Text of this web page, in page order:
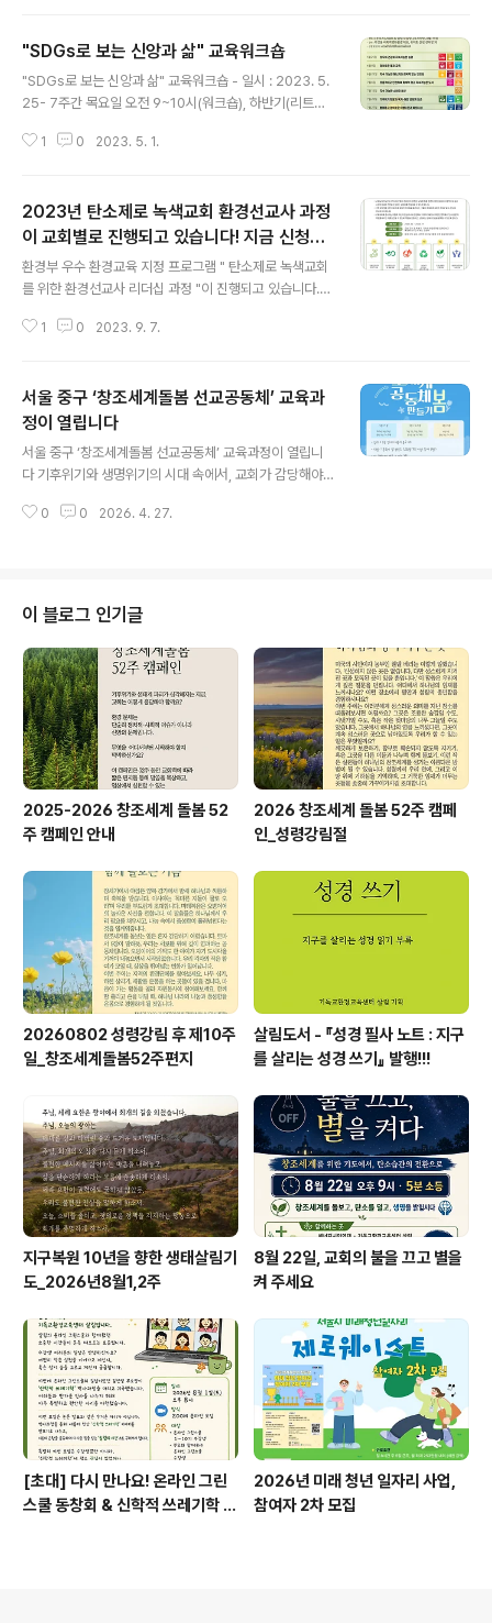
는 올해 진행하는 "지구와 마음을 잇는 40일 탄소금식" 캠
페인 때에, 매주 살펴야 할 우리의 마음 단어로 하나씩 하여
총 7장의 카드를 온라인 상으로 전달하여, 활용하시도록
및 연결된 마음카드 보기 https://eco-christ.tistory.co
"SDGs로 보는 신앙과 삶" 교육워크숍
"SDGs로 보는 신앙과 삶" 교육워크숍 - 일시 : 2023. 5.
25- 7주간 목요일 오전 9~10시(워크숍), 하반기(리트릿)
미정 - 강사 : 박성용 비폭력평화물결 대표, 유미호 살림 센
반부 교육워크숍은 기독교신앙의 관점에서 지속가능발전
목표를 살펴본 The Sustainability Book 등에 기초하여
"우리의 신앙과 삶을 살핀 후 교육하고 실천할 거리를 만들
어 나눕니다.“
1 0 2023. 5. 1.
2023년 탄소제로 녹색교회 환경선교사 과정
이 교회별로 진행되고 있습니다! 지금 신청하
시면~
환경부 우수 환경교육 지정 프로그램 " 탄소제로 녹색교회
를 위한 환경선교사 리더십 과정 "이 진행되고 있습니다.
는 공동체는 신청을! 자세한 안내 보기 : https://eco-chri
rist.tistory.com/search/%EB%8C%80%EA%B4%
91 정릉교회 청소년1부, 탄소제로 그린스쿨 : https://eco
-christ.tistory.com/1621 부모와 함께하는 온라인 그
린스쿨 : https://eco-christ.tistory.com/1590 몽골
1 0 2023. 9. 7.
서울 중구 ‘창조세계돌봄 선교공동체’ 교육과
정이 열립니다
서울 중구 ‘창조세계돌봄 선교공동체’ 교육과정이 열립니
다 기후위기와 생명위기의 시대 속에서, 교회가 감당해야
괴는 이미 우리의 일상이 되었으며, 이는 창조세계를 돌보
벅찬 일이지만, 함께라면 길을 만들 수 있다고 믿기 때문입
니다. 이를 위해 교회와 마을 안에 창조세계 돌봄의 신앙과
실천을 세워가는 5주 교육과정을 다음과 같이 준비하였습
니다. 이 과정은 강의에 머무르지 않고, 각 교회가 자신의
자리에서 시작할 수 있는 실천을 고민하고 실행계획까지
세우는 여정입니다.◾교육과정명 : 창조..
0 0 2026. 4. 27.
이 블로그 인기글
2025-2026 창조세계 돌봄 52
주 캠페인 안내
2026 창조세계 돌봄 52주 캠페
인_성령강림절
20260802 성령강림 후 제10주
일_창조세계돌봄52주편지
살림도서 - 『성경 필사 노트 : 지구
를 살리는 성경 쓰기』 발행!!!
지구복원 10년을 향한 생태살림기
도_2026년8월1,2주
8월 22일, 교회의 불을 끄고 별을
켜 주세요
[초대] 다시 만나요! 온라인 그린
스쿨 동창회 & 신학적 쓰레기학 이
2026년 미래 청년 일자리 사업,
참여자 2차 모집